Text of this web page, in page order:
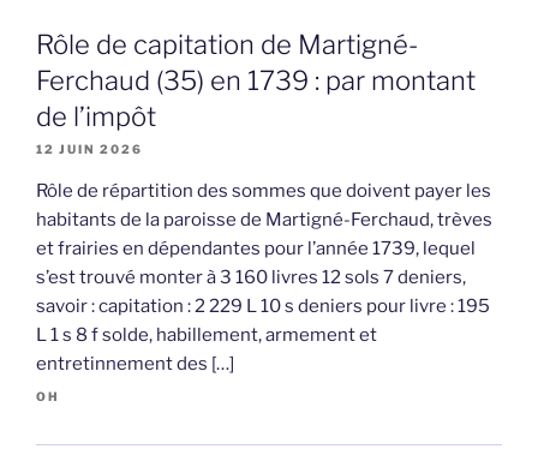
Rôle de capitation de Martigné-
Ferchaud (35) en 1739 : par montant
de l’impôt
12 JUIN 2026
Rôle de répartition des sommes que doivent payer les
habitants de la paroisse de Martigné-Ferchaud, trèves
et frairies en dépendantes pour l’année 1739, lequel
s’est trouvé monter à 3 160 livres 12 sols 7 deniers,
savoir : capitation : 2 229 L 10 s deniers pour livre : 195
L 1 s 8 f solde, habillement, armement et
entretinnement des […]
OH